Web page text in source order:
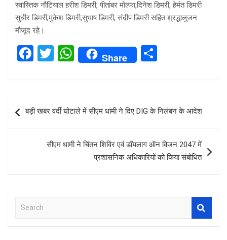
स्वास्तिक नौटियाल हरीश डिमरी, पीतांबर मोल्फा,दिनेश डिमरी, हेमंत डिमरी
सुधीर डिमरी,मुकेश डिमरी,सुभाष डिमरी, संदीप डिमरी सहित श्रद्धालुजन
मौजूद रहे।
F
ce
b
o
o
T
tt
er
W
h
at
s
A
p
p
Share
ar
e
navigation
बड़ी खबर वर्दी घोटाले में सीएम धामी ने दिए DIG के निलंबन के आदेश
सीएम धामी ने चिंतन शिविर एवं डॉयलाग ऑन विजन 2047 में
प्रशासनिक अधिकारियों को किया संबोधित
a